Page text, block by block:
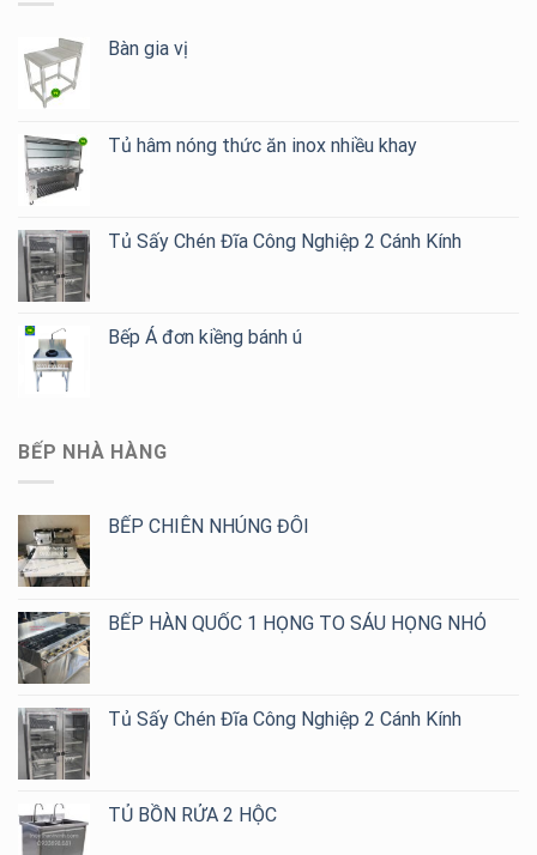
Bàn gia vị
Tủ hâm nóng thức ăn inox nhiều khay
Tủ Sấy Chén Đĩa Công Nghiệp 2 Cánh Kính
Bếp Á đơn kiềng bánh ú
BẾP NHÀ HÀNG
BẾP CHIÊN NHÚNG ĐÔI
BẾP HÀN QUỐC 1 HỌNG TO SÁU HỌNG NHỎ
Tủ Sấy Chén Đĩa Công Nghiệp 2 Cánh Kính
TỦ BỒN RỬA 2 HỘC